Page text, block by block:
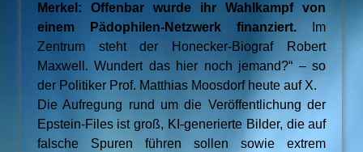
Merkel: Offenbar wurde ihr Wahlkampf von
einem Pädophilen-Netzwerk finanziert. Im
Zentrum steht der Honecker-Biograf Robert
Maxwell. Wundert das hier noch jemand?“ – so
der Politiker Prof. Matthias Moosdorf heute auf X.
Die Aufregung rund um die Veröffentlichung der
Epstein-Files ist groß, KI-generierte Bilder, die auf
falsche Spuren führen sollen sowie extrem